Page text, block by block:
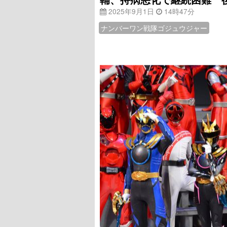
2025年9月1日
14時47分
ナンバーワン戦隊ゴジュウジャー